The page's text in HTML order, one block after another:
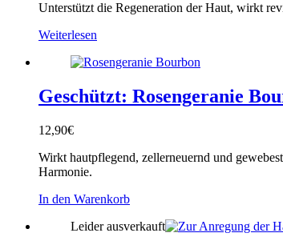
Unterstützt die Regeneration der Haut, wirkt
Weiterlesen
Geschützt: Rosengeranie
12,90€
Wirkt hautpflegend, zellerneuernd und
Harmonie.
In den Warenkorb
Leider ausverkauft